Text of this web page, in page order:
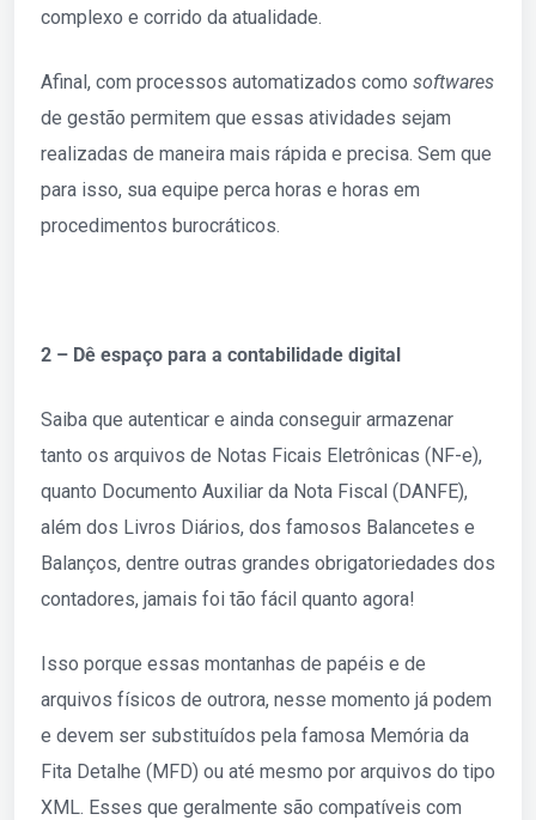
complexo e corrido da atualidade.
Afinal, com processos automatizados como softwares
de gestão permitem que essas atividades sejam
realizadas de maneira mais rápida e precisa. Sem que
para isso, sua equipe perca horas e horas em
procedimentos burocráticos.
2 – Dê espaço para a contabilidade digital
Saiba que autenticar e ainda conseguir armazenar
tanto os arquivos de Notas Ficais Eletrônicas (NF-e),
quanto Documento Auxiliar da Nota Fiscal (DANFE),
além dos Livros Diários, dos famosos Balancetes e
Balanços, dentre outras grandes obrigatoriedades dos
contadores, jamais foi tão fácil quanto agora!
Isso porque essas montanhas de papéis e de
arquivos físicos de outrora, nesse momento já podem
e devem ser substituídos pela famosa Memória da
Fita Detalhe (MFD) ou até mesmo por arquivos do tipo
XML. Esses que geralmente são compatíveis com